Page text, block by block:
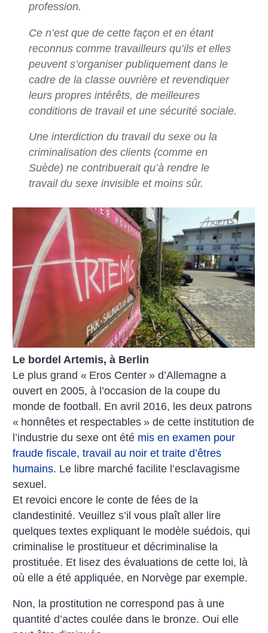
profession.
Ce n’est que de cette façon et en étant
reconnus comme travailleurs qu’ils et elles
peuvent s’organiser publiquement dans le
cadre de la classe ouvrière et revendiquer
leurs propres intérêts, de meilleures
conditions de travail et une sécurité sociale.
Une interdiction du travail du sexe ou la
criminalisation des clients (comme en
Suède) ne contribuerait qu’à rendre le
travail du sexe invisible et moins sûr.
Le bordel Artemis, à Berlin
Le plus grand « Eros Center » d’Allemagne a
ouvert en 2005, à l’occasion de la coupe du
monde de football. En avril 2016, les deux patrons
« honnêtes et respectables » de cette institution de
l’industrie du sexe ont été mis en examen pour
fraude fiscale, travail au noir et traite d’êtres
humains. Le libre marché facilite l’esclavagisme
sexuel.
Et revoici encore le conte de fées de la
clandestinité. Veuillez s’il vous plaît aller lire
quelques textes expliquant le modèle suédois, qui
criminalise le prostitueur et décriminalise la
prostituée. Et lisez des évaluations de cette loi, là
où elle a été appliquée, en Norvège par exemple.
Non, la prostitution ne correspond pas à une
quantité d’actes coulée dans le bronze. Oui elle